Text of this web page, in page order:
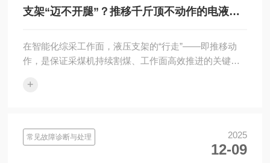
支架“迈不开腿”？推移千斤顶不动作的电液控
在智能化综采工作面，液压支架的“行走”——即推移动
作，是保证采煤机持续割煤、工作面高效推进的关键。
却“纹丝不动”···
+
常见故障诊断与处理 2025
12-09